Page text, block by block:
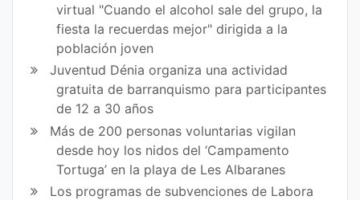
bo
ok
er
virtual "Cuando el alcohol sale del grupo, la
fiesta la recuerdas mejor" dirigida a la
población joven
Juventud Dénia organiza una actividad
gratuita de barranquismo para participantes
de 12 a 30 años
Más de 200 personas voluntarias vigilan
desde hoy los nidos del ‘Campamento
Tortuga’ en la playa de Les Albaranes
Los programas de subvenciones de Labora